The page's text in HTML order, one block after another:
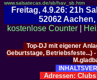
www.salsatecas.de/sb/hav_sb.htm
Freitag, 4.9.26: 21h
52062
kostenlose Counter|
Top-DJ mit eigener
Geburtstage, Betriebsfeste...)
Adressen: